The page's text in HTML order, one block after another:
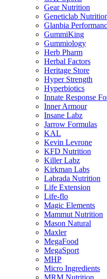
Gear Nutrition
Geneticlab
Glanbia
GummiKing
Gummiology
Herb Pharm
Herbal Factors
Heritage Store
Hyper Strength
Hyperbiotics
Innate Response
Inner Armour
Insane Labz
Jarrow Formulas
KAL
Kevin Levrone
KFD Nutrition
Killer Labz
Kirkman Labs
Labrada Nutrition
Life Extension
Life-flo
Magic Elements
Mammut Nutrition
Mason Natural
Maxler
MegaFood
MegaSport
MHP
Micro Ingredients
MRM Nutrition